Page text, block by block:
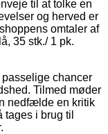
til at tolke en
og herved er
omtaler af
35 stk./ 1 pk.
chancer
Tilmed møder
nedfælde en kritik
i brug til